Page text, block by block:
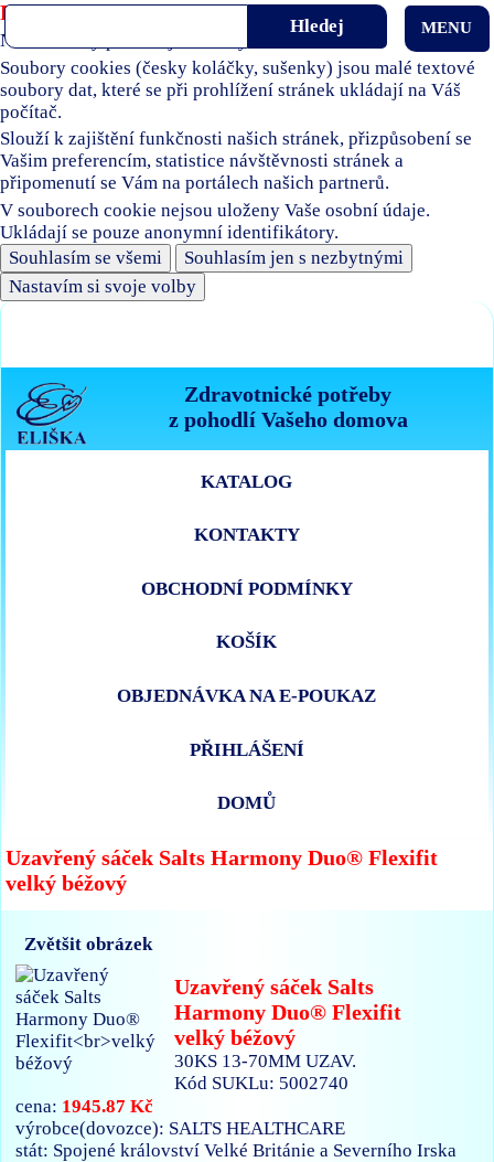
Používáme soubory cookies
Naše stránky používají soubory cookies.
Soubory cookies (česky koláčky, sušenky) jsou malé textové
soubory dat, které se při prohlížení stránek ukládají na Váš
počítač.
Slouží k zajištění funkčnosti našich stránek, přizpůsobení se
Vašim preferencím, statistice návštěvnosti stránek a
připomenutí se Vám na portálech našich partnerů.
V souborech cookie nejsou uloženy Vaše osobní údaje.
Ukládají se pouze anonymní identifikátory.
Souhlasím se všemi
Souhlasím jen s nezbytnými
Nastavím si svoje volby
Zdravotnické potřeby
z pohodlí Vašeho domova
MENU
KATALOG
KONTAKTY
OBCHODNÍ PODMÍNKY
KOŠÍK
OBJEDNÁVKA NA E-POUKAZ
PŘIHLÁŠENÍ
DOMŮ
Uzavřený sáček Salts Harmony Duo® Flexifit
velký béžový
Zvětšit obrázek
Uzavřený sáček Salts
Harmony Duo® Flexifit
velký béžový
30KS 13-70MM UZAV.
Kód SUKLu: 5002740
cena: 1945.87 Kč
výrobce(dovozce): SALTS HEALTHCARE
stát: Spojené království Velké Británie a Severního Irska